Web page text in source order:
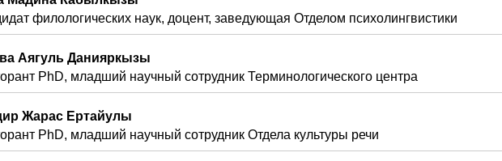
филологических наук, доцент, заведующая Отделом психолингвистики
Аягуль Данияркызы
PhD, младший научный сотрудник Терминологического центра
Жарас Ертайулы
PhD, младший научный сотрудник Отдела культуры речи